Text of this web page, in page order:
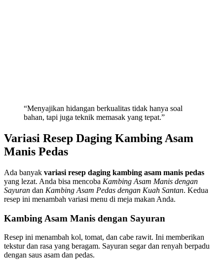
“Menyajikan hidangan berkualitas tidak hanya soal
bahan, tapi juga teknik memasak yang tepat.”
Variasi Resep Daging Kambing Asam
Manis Pedas
Ada banyak variasi resep daging kambing asam manis pedas
yang lezat. Anda bisa mencoba Kambing Asam Manis dengan
Sayuran dan Kambing Asam Pedas dengan Kuah Santan. Kedua
resep ini menambah variasi menu di meja makan Anda.
Kambing Asam Manis dengan Sayuran
Resep ini menambah kol, tomat, dan cabe rawit. Ini memberikan
tekstur dan rasa yang beragam. Sayuran segar dan renyah berpadu
dengan saus asam dan pedas.